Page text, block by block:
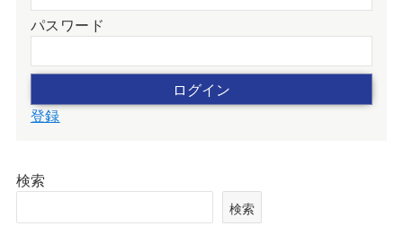
パスワード
登録
検索
検索